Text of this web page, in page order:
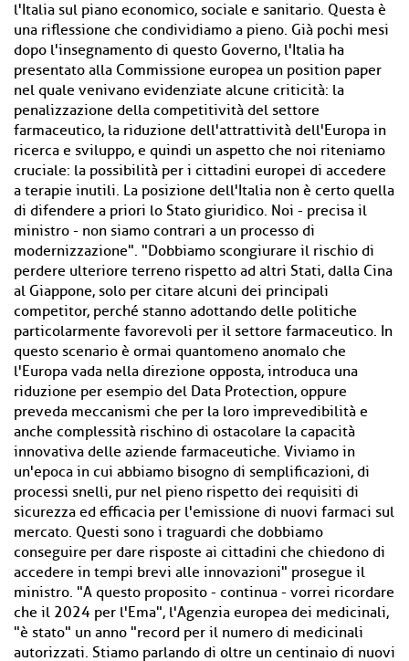
l'Italia sul piano economico, sociale e sanitario. Questa è
una riflessione che condividiamo a pieno. Già pochi mesi
dopo l'insegnamento di questo Governo, l'Italia ha
presentato alla Commissione europea un position paper
nel quale venivano evidenziate alcune criticità: la
penalizzazione della competitività del settore
farmaceutico, la riduzione dell'attrattività dell'Europa in
ricerca e sviluppo, e quindi un aspetto che noi riteniamo
cruciale: la possibilità per i cittadini europei di accedere
a terapie inutili. La posizione dell'Italia non è certo quella
di difendere a priori lo Stato giuridico. Noi - precisa il
ministro - non siamo contrari a un processo di
modernizzazione". "Dobbiamo scongiurare il rischio di
perdere ulteriore terreno rispetto ad altri Stati, dalla Cina
al Giappone, solo per citare alcuni dei principali
competitor, perché stanno adottando delle politiche
particolarmente favorevoli per il settore farmaceutico. In
questo scenario è ormai quantomeno anomalo che
l'Europa vada nella direzione opposta, introduca una
riduzione per esempio del Data Protection, oppure
preveda meccanismi che per la loro imprevedibilità e
anche complessità rischino di ostacolare la capacità
innovativa delle aziende farmaceutiche. Viviamo in
un'epoca in cui abbiamo bisogno di semplificazioni, di
processi snelli, pur nel pieno rispetto dei requisiti di
sicurezza ed efficacia per l'emissione di nuovi farmaci sul
mercato. Questi sono i traguardi che dobbiamo
conseguire per dare risposte ai cittadini che chiedono di
accedere in tempi brevi alle innovazioni" prosegue il
ministro. "A questo proposito - continua - vorrei ricordare
che il 2024 per l'Ema", l'Agenzia europea dei medicinali,
"è stato" un anno "record per il numero di medicinali
autorizzati. Stiamo parlando di oltre un centinaio di nuovi